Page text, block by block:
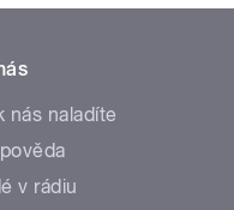
nás naladíte
v rádiu